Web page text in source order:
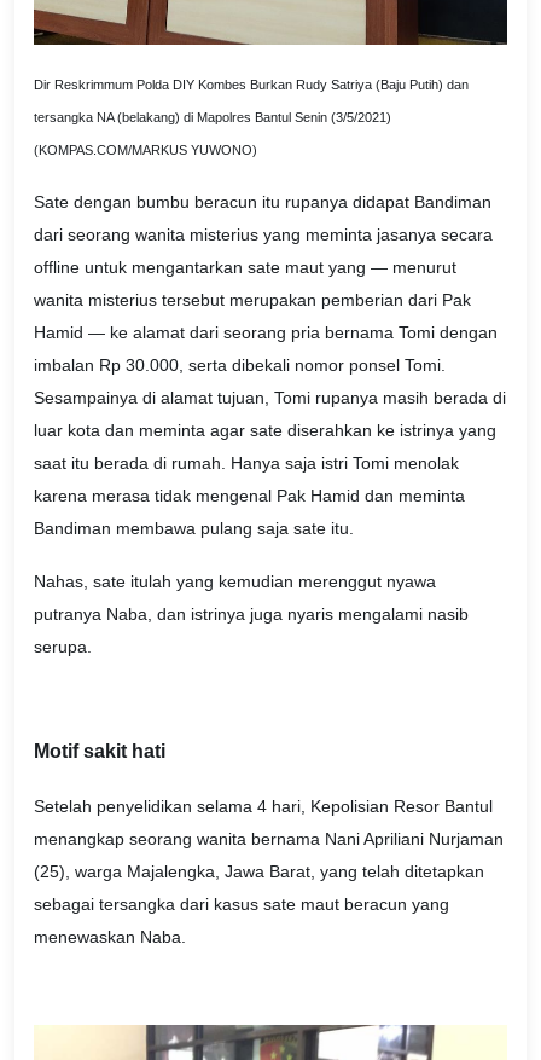
Dir Reskrimmum Polda DIY Kombes Burkan Rudy Satriya (Baju Putih) dan
tersangka NA (belakang) di Mapolres Bantul Senin (3/5/2021)
(KOMPAS.COM/MARKUS YUWONO)
Sate dengan bumbu beracun itu rupanya didapat Bandiman
dari seorang wanita misterius yang meminta jasanya secara
offline untuk mengantarkan sate maut yang — menurut
wanita misterius tersebut merupakan pemberian dari Pak
Hamid — ke alamat dari seorang pria bernama Tomi dengan
imbalan Rp 30.000, serta dibekali nomor ponsel Tomi.
Sesampainya di alamat tujuan, Tomi rupanya masih berada di
luar kota dan meminta agar sate diserahkan ke istrinya yang
saat itu berada di rumah. Hanya saja istri Tomi menolak
karena merasa tidak mengenal Pak Hamid dan meminta
Bandiman membawa pulang saja sate itu.
Nahas, sate itulah yang kemudian merenggut nyawa
putranya Naba, dan istrinya juga nyaris mengalami nasib
serupa.
Motif sakit hati
Setelah penyelidikan selama 4 hari, Kepolisian Resor Bantul
menangkap seorang wanita bernama Nani Apriliani Nurjaman
(25), warga Majalengka, Jawa Barat, yang telah ditetapkan
sebagai tersangka dari kasus sate maut beracun yang
menewaskan Naba.